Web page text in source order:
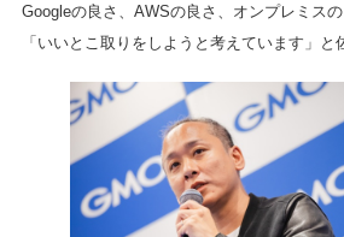
Googleの良さ、AWSの良さ、オンプレミスの
「いいとこ取りをしようと考えています」と